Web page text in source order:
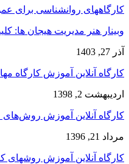
کارگاههای روانشناسی برای
وبینار هنر مدیریت هیجان ها:
آذر 27, 1403
کارگاه آنلاین آموزش کارگاه
اردیبهشت 2, 1398
کارگاه آنلاین آموزش
مرداد 21, 1396
کارگاه آنلاین آموزش روشهای